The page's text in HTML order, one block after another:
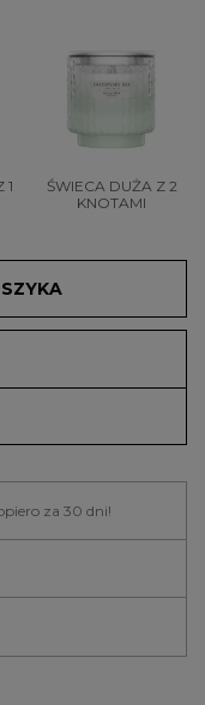
1
ŚWIECA DUŻA Z 2
KNOTAMI
za 30 dni!